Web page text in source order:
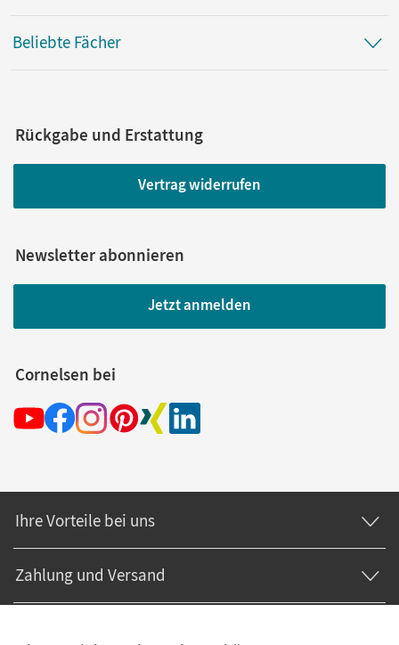
Beliebte Fächer
Rückgabe und Erstattung
Vertrag widerrufen
Newsletter abonnieren
Jetzt anmelden
Cornelsen bei
Ihre Vorteile bei uns
Zahlung und Versand